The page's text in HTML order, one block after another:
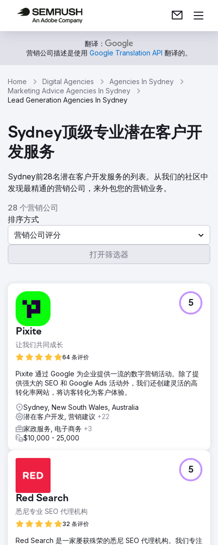
翻译：
营销公司描述是使用 Google Translation API 翻译的。
Home Digital Agencies
Agencies In Sydney
Marketing Advice Agencies In Sydney
Lead Generation Agencies In Sydney
Sydney顶级专业潜在客户开
发服务
Sydney前28名潜在客户开发服务的列表。从我们的社区中
发现最精通的营销公司，来外包您的营销业务。
28 个营销公司
排序方式
营销公司评分
打开筛选器
Pixite
让我们共同成长
64 条评价
5
Pixite 通过 Google 为企业提供一流的数字营销活动。除了提
供强大的 SEO 和 Google Ads 活动外，我们还创建灵活的高
转化率网站，将访客转化为客户体验。
Sydney, New South Wales, Australia
潜在客户开发, 营销建议 +22
家政服务, 电子商务 +3
$10,000 - 25,000
Red Search
悉尼专业 SEO 代理机构
32 条评价
5
Red Search 是一家屡获殊荣的悉尼 SEO 代理机构。我们专注